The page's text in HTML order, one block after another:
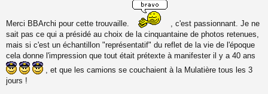
l
u
Merci BBArchi pour cette trouvaille.
, c'est passionnant. Je ne
sait pas ce qui a présidé au choix de la cinquantaine de photos retenues,
mais si c'est un échantillon "représentatif" du reflet de la vie de l'époque
cela donne l'impression que tout était prétexte à manifester il y a 40 ans
, et que les camions se couchaient à la Mulatière tous les 3
jours !